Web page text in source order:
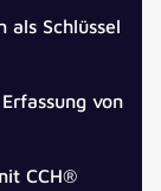
als Schlüssel
von
CCH®